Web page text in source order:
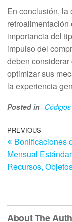
En conclusión, la
retroalimentación
importancia del
impulso del
deben considerar
optimizar sus
la experiencia
Posted in
Post
Previous
Post
PREVIOUS
Bonificaciones
Mensual
Recursos,
About The